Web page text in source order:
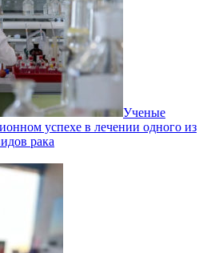
Ученые
успехе в лечении одного из
рака